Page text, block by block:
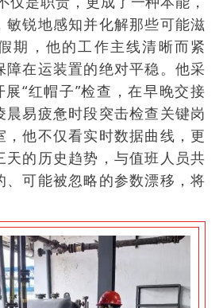
敏锐地感知并化解那些可能滋
期，他的工作主线清晰而紧
障在运装置的绝对平稳。他采
展“红帽子”检查，在早晚交接
晨易疲惫时段突击检查关键岗
，他不仅看实时数据曲线，更
天的历史趋势，与值班人员共
、可能被忽略的参数漂移，将